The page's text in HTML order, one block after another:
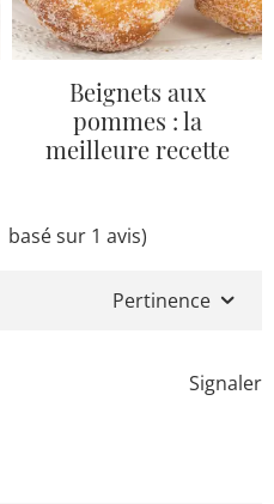
Beignets aux
pommes : la
meilleure recette
basé sur 1 avis)
Pertinence
Signaler